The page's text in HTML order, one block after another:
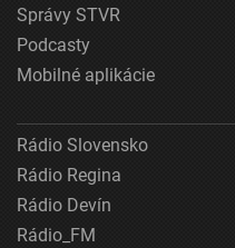
Správy STVR
Podcasty
Mobilné aplikácie
Rádio Slovensko
Rádio Regina
Rádio Devín
Rádio_FM